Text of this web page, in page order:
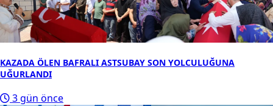
KAZADA ÖLEN BAFRALI ASTSUBAY SON YOLCULUĞUNA
UĞURLANDI
3 gün önce